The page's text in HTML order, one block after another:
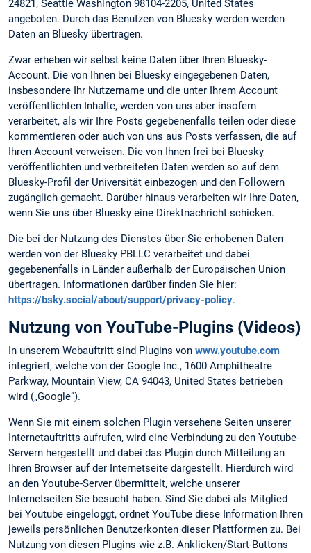
24821, Seattle Washington 98104-2205, United States
angeboten. Durch das Benutzen von Bluesky werden werden
Daten an Bluesky übertragen.
Zwar erheben wir selbst keine Daten über Ihren Bluesky-
Account. Die von Ihnen bei Bluesky eingegebenen Daten,
insbesondere Ihr Nutzername und die unter Ihrem Account
veröffentlichten Inhalte, werden von uns aber insofern
verarbeitet, als wir Ihre Posts gegebenenfalls teilen oder diese
kommentieren oder auch von uns aus Posts verfassen, die auf
Ihren Account verweisen. Die von Ihnen frei bei Bluesky
veröffentlichten und verbreiteten Daten werden so auf dem
Bluesky-Profil der Universität einbezogen und den Followern
zugänglich gemacht. Darüber hinaus verarbeiten wir Ihre Daten,
wenn Sie uns über Bluesky eine Direktnachricht schicken.
Die bei der Nutzung des Dienstes über Sie erhobenen Daten
werden von der Bluesky PBLLC verarbeitet und dabei
gegebenenfalls in Länder außerhalb der Europäischen Union
übertragen. Informationen darüber finden Sie hier:
https://bsky.social/about/support/privacy-policy.
Nutzung von YouTube-Plugins (Videos)
In unserem Webauftritt sind Plugins von www.youtube.com
integriert, welche von der Google Inc., 1600 Amphitheatre
Parkway, Mountain View, CA 94043, United States betrieben
wird („Google“).
Wenn Sie mit einem solchen Plugin versehene Seiten unserer
Internetauftritts aufrufen, wird eine Verbindung zu den Youtube-
Servern hergestellt und dabei das Plugin durch Mitteilung an
Ihren Browser auf der Internetseite dargestellt. Hierdurch wird
an den Youtube-Server übermittelt, welche unserer
Internetseiten Sie besucht haben. Sind Sie dabei als Mitglied
bei Youtube eingeloggt, ordnet YouTube diese Information Ihren
jeweils persönlichen Benutzerkonten dieser Plattformen zu. Bei
Nutzung von diesen Plugins wie z.B. Anklicken/Start-Buttons